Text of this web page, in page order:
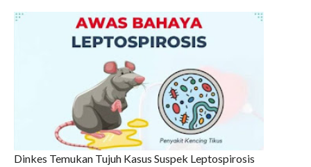
Dinkes Temukan Tujuh Kasus Suspek Leptospirosis